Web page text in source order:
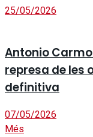
25/05/2026
Antonio
represa de les
definitiva
07/05/2026
Més